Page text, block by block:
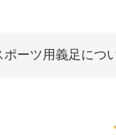
ポーツ用義足につ